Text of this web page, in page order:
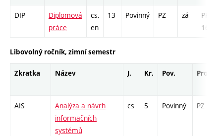
DIP
Diplomová
práce
cs,
en
13 Povinný PZ zá
PR -
169
Libovolný ročník, zimní semestr
Zkratka Název J. Kr. Pov. Prof.
AIS
Analýza a návrh
informačních
systémů
cs 5 Povinný PZ